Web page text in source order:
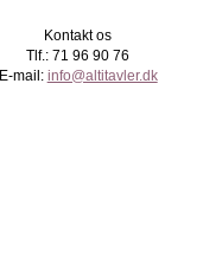
Kontakt os
Tlf.: 71 96 90 76
E-mail: info@altitavler.dk